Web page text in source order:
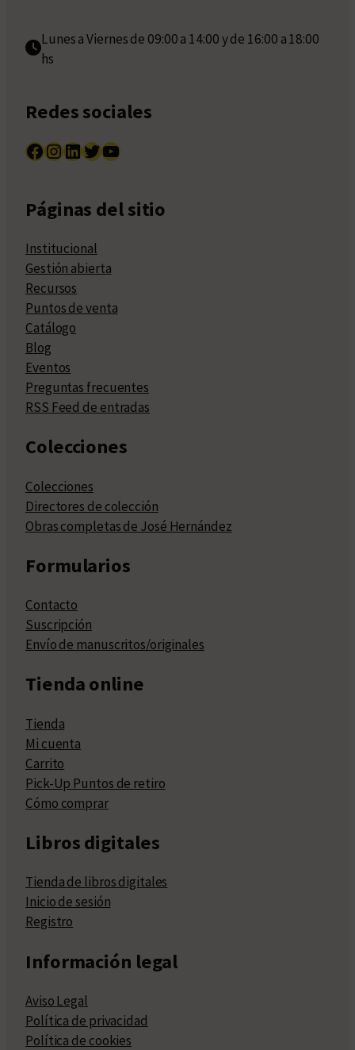
Lunes a Viernes de 09:00 a 14:00 y de 16:00 a 18:00
hs
Redes sociales
Facebook InstagramLinkedIn Twitter YouTube
Páginas del sitio
Institucional
Gestión abierta
Recursos
Puntos de venta
Catálogo
Blog
Eventos
Preguntas frecuentes
RSS Feed de entradas
Colecciones
Colecciones
Directores de colección
Obras completas de José Hernández
Formularios
Contacto
Suscripción
Envío de manuscritos/originales
Tienda online
Tienda
Mi cuenta
Carrito
Pick-Up Puntos de retiro
Cómo comprar
Libros digitales
Tienda de libros digitales
Inicio de sesión
Registro
Información legal
Aviso Legal
Política de privacidad
Política de cookies